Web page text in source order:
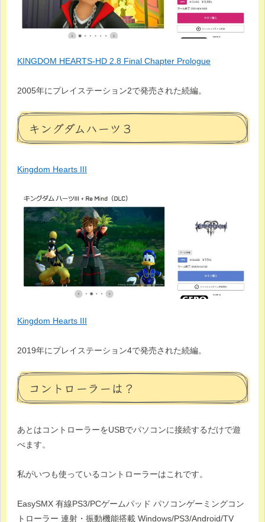
KINGDOM HEARTS-HD 2.8 Final Chapter Prologue
2005年にプレイステーション2で発売された続編。
キングダムハーツ３
Kingdom Hearts III
Kingdom Hearts III
2019年にプレイステーション4で発売された続編。
コントローラーは？
あとはコントローラーをUSBでパソコンに接続するだけで遊
べます。
私がいつも使っているコントローラーはこれです。
EasySMX 有線PS3/PCゲームパッド パソコンゲーミングコン
トローラー 連射・振動機能搭載 Windows/PS3/Android/TV